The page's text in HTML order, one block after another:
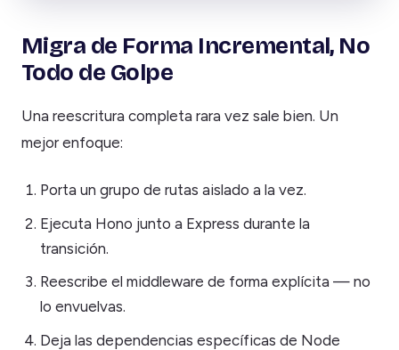
Migra de Forma Incremental, No
Todo de Golpe
Una reescritura completa rara vez sale bien. Un
mejor enfoque:
Porta un grupo de rutas aislado a la vez.
Ejecuta Hono junto a Express durante la
transición.
Reescribe el middleware de forma explícita — no
lo envuelvas.
Deja las dependencias específicas de Node